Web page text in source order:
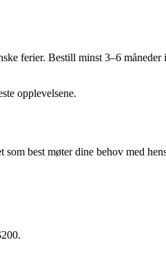
ferier. Bestill minst 3–6 måneder
opplevelsene.
best møter dine behov med